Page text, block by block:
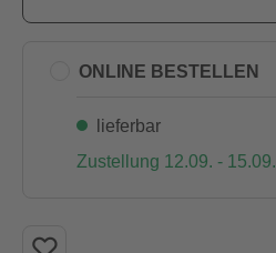
ONLINE BESTELLEN
lieferbar
Zustellung 12.09. - 15.09.